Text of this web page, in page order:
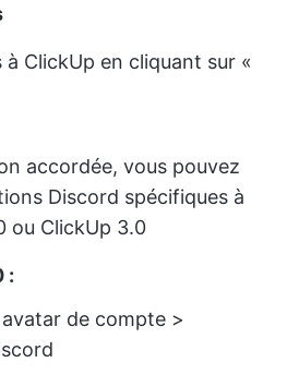
ClickUp en cliquant sur «
accordée, vous pouvez
Discord spécifiques à
ou ClickUp 3.0
:
de compte >